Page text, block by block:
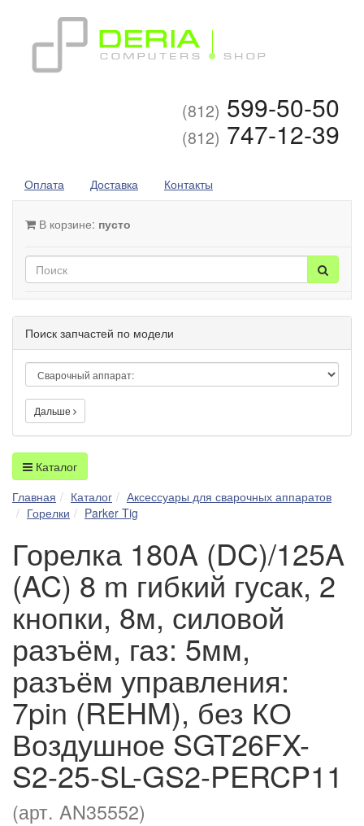
(812) 599-50-50
(812) 747-12-39
Оплата Доставка Контакты
В корзине: пусто
Поиск запчастей по модели
Дальше
Каталог
Главная
Каталог
Аксессуары для сварочных аппаратов
Горелки
Parker Tig
Горелка 180A (DC)/125A
(AC) 8 m гибкий гусак, 2
кнопки, 8м, силовой
разъём, газ: 5мм,
разъём управления:
7pin (REHM), без КО
Воздушное SGT26FX-
S2-25-SL-GS2-PERCP11
(арт. AN35552)